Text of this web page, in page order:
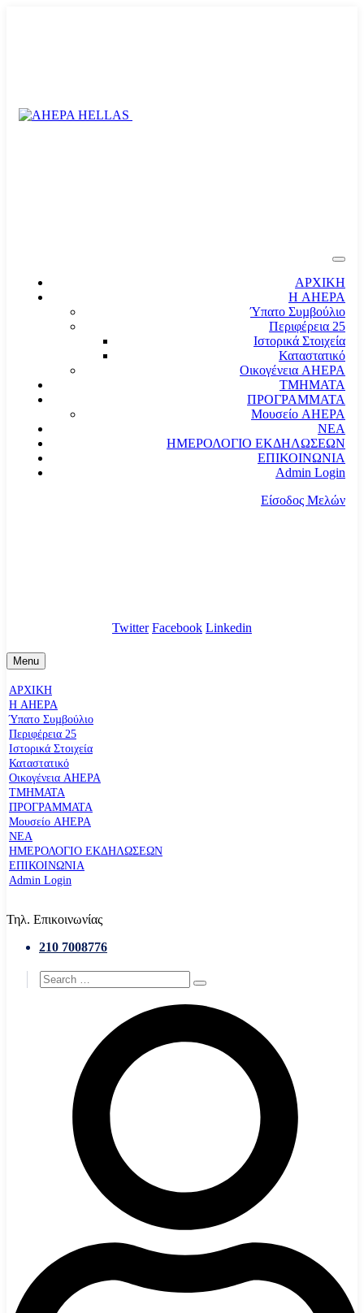
ΑΡΧΙΚΗ
Η AHEPA
Ύπατο Συµβούλιο
Περιφέρεια 25
Ιστορικά Στοιχεία
Καταστατικό
Οικογένεια AHEPA
ΤΜΗΜΑΤΑ
ΠΡΟΓΡΑΜΜΑΤΑ
Μουσείο AHEPA
ΝΕΑ
ΗΜΕΡΟΛΟΓΙΟ ΕΚΔΗΛΩΣΕΩΝ
ΕΠΙΚΟΙΝΩΝΙΑ
Admin Login
Είσοδος Μελών
Twitter Facebook Linkedin
Menu
ΑΡΧΙΚΗ
Η AHEPA
Ύπατο Συµβούλιο
Περιφέρεια 25
Ιστορικά Στοιχεία
Καταστατικό
Οικογένεια AHEPA
ΤΜΗΜΑΤΑ
ΠΡΟΓΡΑΜΜΑΤΑ
Μουσείο AHEPA
ΝΕΑ
ΗΜΕΡΟΛΟΓΙΟ ΕΚΔΗΛΩΣΕΩΝ
ΕΠΙΚΟΙΝΩΝΙΑ
Admin Login
Τηλ. Επικοινωνίας
210 7008776